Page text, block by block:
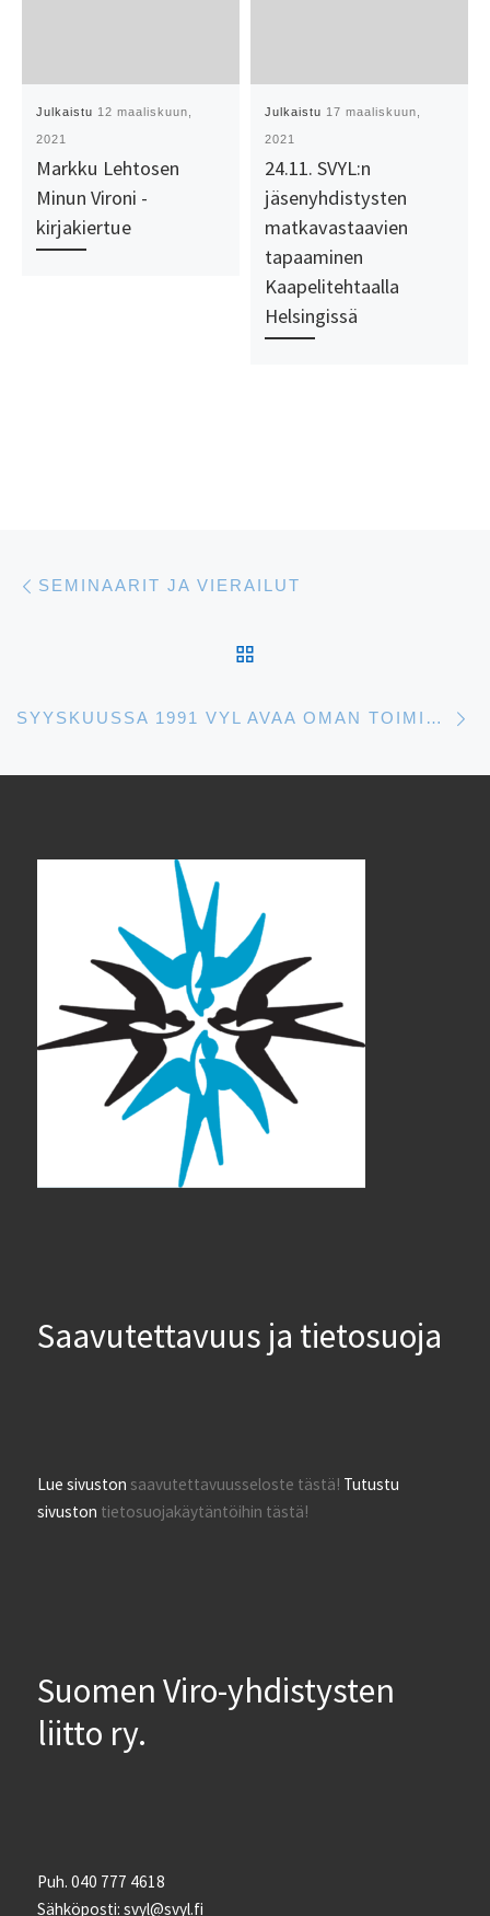
Julkaistu 12 maaliskuun,
2021
Markku Lehtosen
Minun Vironi -
kirjakiertue
Julkaistu 17 maaliskuun,
2021
24.11. SVYL:n
jäsenyhdistysten
matkavastaavien
tapaaminen
Kaapelitehtaalla
Helsingissä
Artikkelien navigointi
SEMINAARIT JA VIERAILUT
SYYSKUUSSA 1991 VYL AVAA OMAN TOIMISTON
Saavutettavuus ja tietosuoja
Lue sivustonsaavutettavuusseloste tästä! Tutustu
sivuston tietosuojakäytäntöihin tästä!
Suomen Viro-yhdistysten
liitto ry.
Puh. 040 777 4618
Sähköposti: svyl@svyl.fi